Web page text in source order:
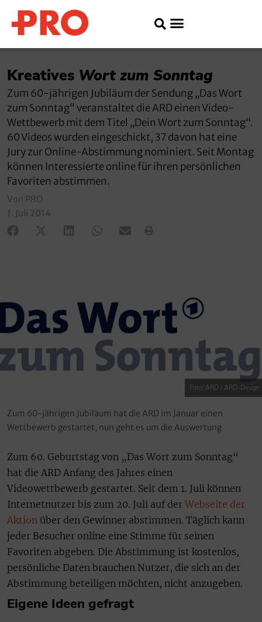
Kreatives Wort zum Sonntag
Zum 60-jährigen Jubiläum der Sendung „Das Wort
zum Sonntag“ veranstaltet die ARD einen Video-
Wettbewerb mit dem Titel „Dein Wort zum Sonntag“.
60 Videos wurden eingeschickt, 37 davon hat eine
Jury zur Online-Abstimmung nominiert. Seit Montag
können Interessierte online für ihren persönlichen
Favoriten abstimmen.
Von PRO
1. Juli 2014
Foto: ARD / ARD-Design
Zum 60-jährigen Jubiläum hat die ARD im Januar einen
Wettbewerb gestartet, nun geht es um die Auswertung
Zum 60. Geburtstag von „Das Wort zum Sonntag“
hat die ARD Anfang des Jahres einen
Videowettbewerb gestartet. Seit dem 1. Juli können
Internetnutzer bis zum 20. Juli auf der Webseite der
Aktion über den Gewinner abstimmen. Täglich kann
jeder Besucher online eine Stimme für seinen
Favoriten abgeben. Die Abstimmung ist kostenlos,
persönliche Daten brauchen Nutzer, die sich an der
Abstimmung beteiligen möchten, nicht anzugeben.
Eigene Ideen gefragt